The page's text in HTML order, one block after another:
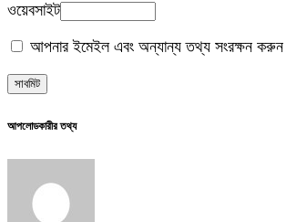
ওয়েবসাইট
আপনার ইমেইল এবং অন্যান্য তথ্য সংরক্ষন করুন
আপলোডকারীর তথ্য